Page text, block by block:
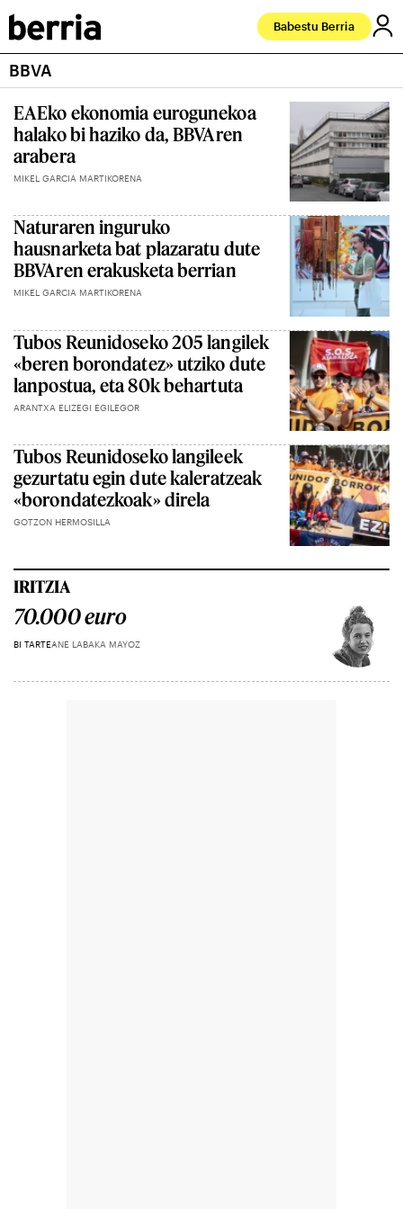
Babestu Berria
BBVA
EAEko ekonomia eurogunekoa
halako bi haziko da, BBVAren
arabera
MIKEL GARCIA MARTIKORENA
Naturaren inguruko
hausnarketa bat plazaratu dute
BBVAren erakusketa berrian
MIKEL GARCIA MARTIKORENA
Tubos Reunidoseko 205 langilek
«beren borondatez» utziko dute
lanpostua, eta 80k behartuta
ARANTXA ELIZEGI EGILEGOR
Tubos Reunidoseko langileek
gezurtatu egin dute kaleratzeak
«borondatezkoak» direla
GOTZON HERMOSILLA
IRITZIA
70.000 euro
BI TARTEANE LABAKA MAYOZ